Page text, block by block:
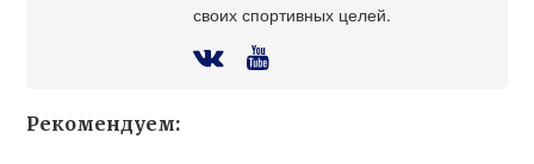
своих спортивных целей.
Рекомендуем: